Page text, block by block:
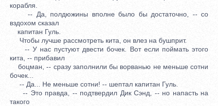
корабля.
-- Да, полдюжины вполне было бы достаточно, -- со
вздохом сказал
капитан Гуль.
Чтобы лучше рассмотреть кита, он влез на бушприт.
-- У нас пустуют двести бочек. Вот если поймать этого
кита, -- прибавил
боцман, -- сразу заполнили бы ворванью не меньше сотни
бочек...
-- Да... Не меньше сотни! -- шептал капитан Гуль.
-- Это правда, -- подтвердил Дик Сэнд, -- но напасть на
такого